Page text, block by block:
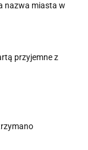
nazwa miasta w
przyjemne z